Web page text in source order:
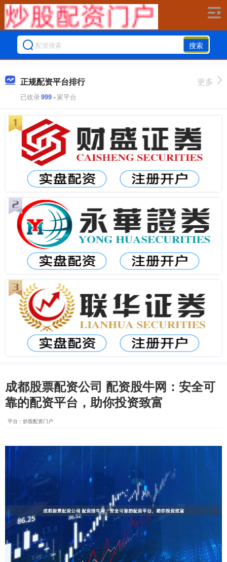
搜索
正规配资平台排行
已收录999+家平台
更多
成都股票配资公司 配资股牛网：安全可
靠的配资平台，助你投资致富
平台：炒股配资门户